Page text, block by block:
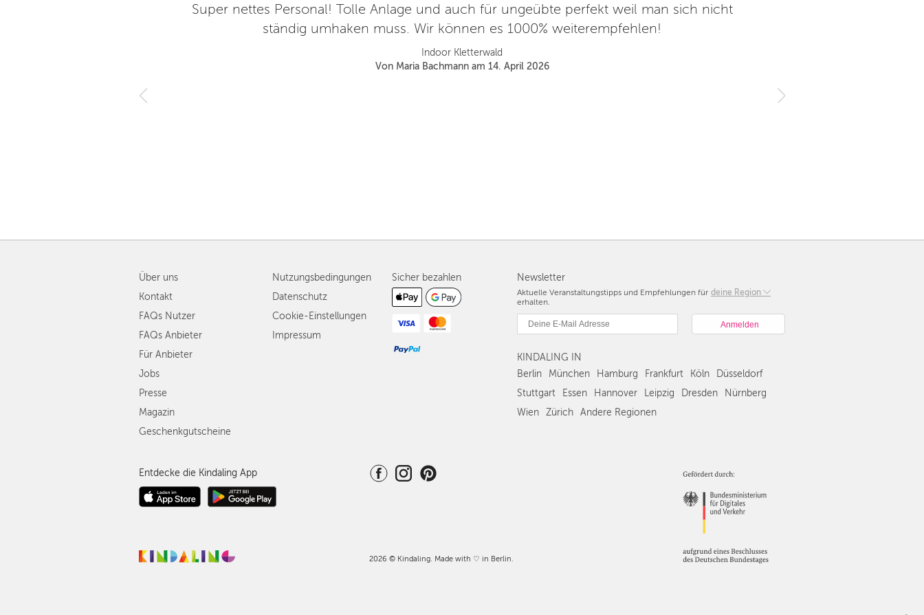
Super nettes Personal! Tolle Anlage und auch für ungeübte perfekt weil man sich nicht
ständig umhaken muss. Wir können es 1000% weiterempfehlen!
Indoor Kletterwald
Von Maria Bachmann am 14. April 2026
Newsletter
Aktuelle Veranstaltungstipps und Empfehlungen für deine Region
Berlin
Hamburg
Düsseldorf
Stuttgart
Nürnberg
Wien
Zürich
erhalten.
KINDALING IN
Berlin
München Hamburg Frankfurt Köln
Düsseldorf
Stuttgart
Essen Hannover Leipzig Dresden
Nürnberg
Wien
Zürich Andere Regionen
Über uns
Kontakt
FAQs Nutzer
FAQs Anbieter
Für Anbieter
Jobs
Presse
Magazin
Geschenkgutscheine
Nutzungsbedingungen
Datenschutz
Cookie-Einstellungen
Impressum
Sicher bezahlen
Entdecke die Kindaling App
2026 © Kindaling. Made with ♡ in Berlin.